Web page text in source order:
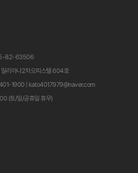
82-63506
리아나2차오피스텔 604호
1900 | kato4017979@naver.com
(토/일/공휴일 휴무)